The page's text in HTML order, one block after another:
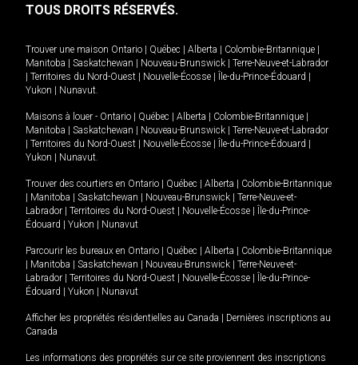
TOUS DROITS RÉSERVÉS.
Trouver une maison Ontario Québec Alberta Colombie-Britannique
Manitoba
Saskatchewan Nouveau-Brunswick
Terre-Neuve-et-Labrador
Territoires du Nord-Ouest Nouvelle-Écosse Île-du-Prince-Édouard
Yukon
Nunavut.
Maisons à louer - Ontario Québec Alberta Colombie-Britannique
Manitoba
Saskatchewan Nouveau-Brunswick
Terre-Neuve-et-Labrador
Territoires du Nord-Ouest Nouvelle-Écosse Île-du-Prince-Édouard
Yukon
Nunavut.
Trouver des courtiers en Ontario Québec Alberta
Colombie-Britannique
Manitoba Saskatchewan Nouveau-Brunswick
Terre-Neuve-et-
Labrador
Territoires du Nord-Ouest Nouvelle-Écosse
Île-du-Prince-
Édouard
Yukon Nunavut
Parcourir les bureaux en Ontario Québec Alberta
Colombie-Britannique
Manitoba Saskatchewan Nouveau-Brunswick
Terre-Neuve-et-
Labrador
Territoires du Nord-Ouest Nouvelle-Écosse
Île-du-Prince-
Édouard
Yukon Nunavut
Afficher les propriétés résidentielles au Canada
Dernières inscriptions au
Canada
Les informations des propriétés sur ce site proviennent des inscriptions